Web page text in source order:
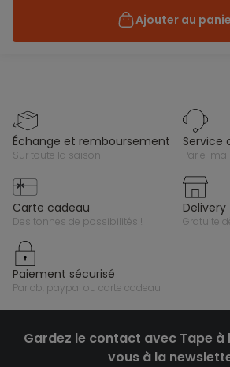
Ajouter au
échange et remboursement
sur toute la saison
service
par e-mail
carte cadeau
des tonnes de possibilités !
delivery
gratuite
paiement sécurisé
par cb, paypal ou carte cadeau
Gardez le contact avec Tape à
vous à la